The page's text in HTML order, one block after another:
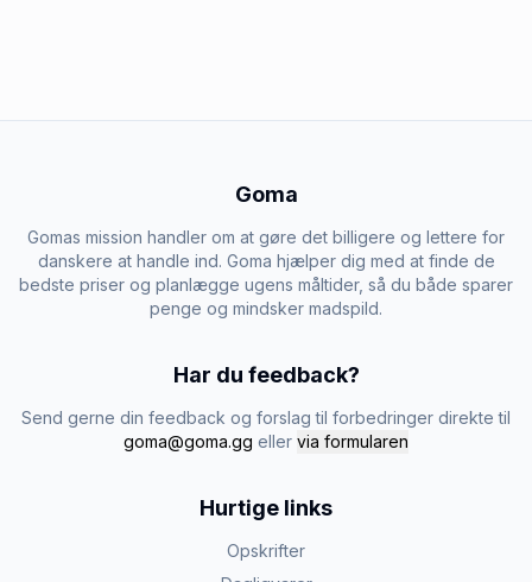
Goma
Gomas mission handler om at gøre det billigere og lettere for
danskere at handle ind. Goma hjælper dig med at finde de
bedste priser og planlægge ugens måltider, så du både sparer
penge og mindsker madspild.
Har du feedback?
Send gerne din feedback og forslag til forbedringer direkte til
goma@goma.gg eller via formularen
Hurtige links
Opskrifter